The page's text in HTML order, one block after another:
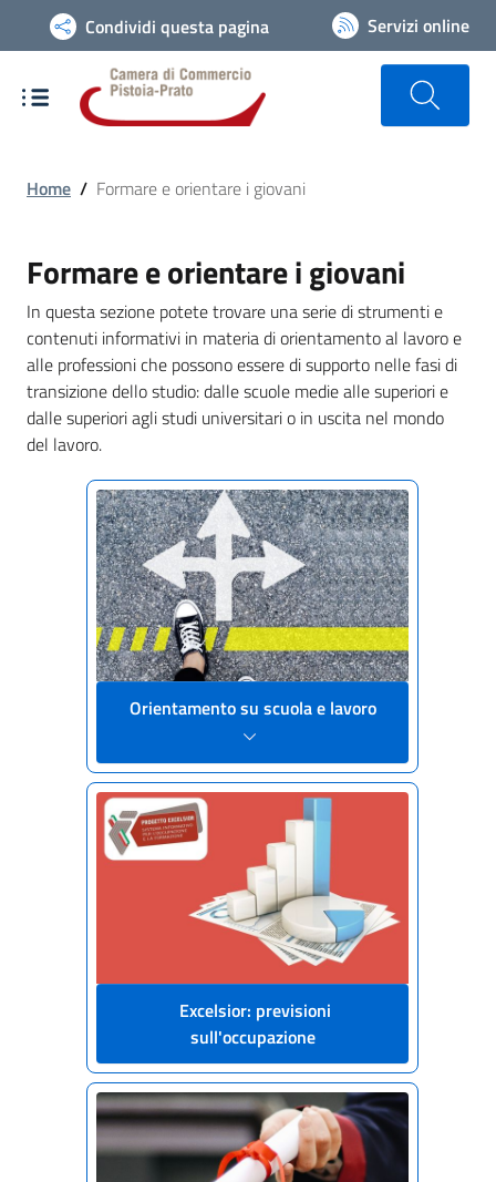
Vai alla navigazione del sito
Condividi questa pagina Servizi online
Home / Formare e orientare i giovani
Formare e orientare i giovani
In questa sezione potete trovare una serie di strumenti e
contenuti informativi in materia di orientamento al lavoro e
alle professioni che possono essere di supporto nelle fasi di
transizione dello studio: dalle scuole medie alle superiori e
dalle superiori agli studi universitari o in uscita nel mondo
del lavoro.
Menù di navigazione della sezione
Orientamento su scuola e lavoro
Excelsior: previsioni
sull'occupazione